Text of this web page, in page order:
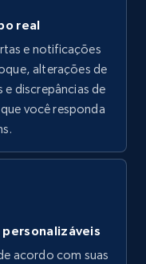
Product
Rating,
real
e notificações
alterações de
discrepâncias de
você responda
personalizáveis
acordo com suas